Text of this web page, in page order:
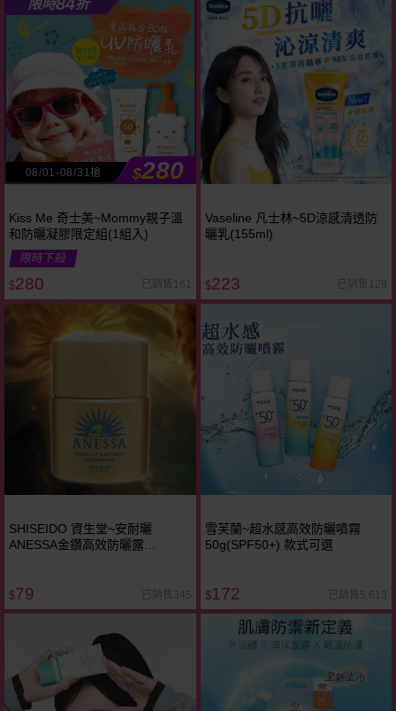
限時 折
08/01-08/31搶 $280
Kiss Me 奇士美~Mommy親子溫
和防曬凝膠限定組(1組入)
限時下殺
$280 已銷售161
Vaseline 凡士林~5D涼感清透防
曬乳(155ml)
$223 已銷售128
SHISEIDO 資生堂~安耐曬
ANESSA金鑽高效防曬露
$79 已銷售345
雪芙蘭~超水感高效防曬噴霧
50g(SPF50+) 款式可選
$172 已銷售5,613